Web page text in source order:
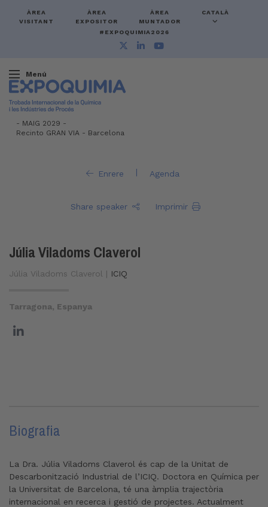
ÀREA
VISITANT
ÀREA
EXPOSITOR
ÀREA
MUNTADOR
CATALÀ
#EXPOQUIMIA2026
Menú
- MAIG 2029 -
Recinto GRAN VIA - Barcelona
Enrere | Agenda
Share speaker Imprimir
Júlia Viladoms Claverol
Júlia Viladoms Claverol | ICIQ
Tarragona, Espanya
Biografia
La Dra. Júlia Viladoms Claverol és cap de la Unitat de
Descarbonització Industrial de l’ICIQ. Doctora en Química per
la Universitat de Barcelona, té una àmplia trajectòria
internacional en recerca i gestió de projectes. Actualment